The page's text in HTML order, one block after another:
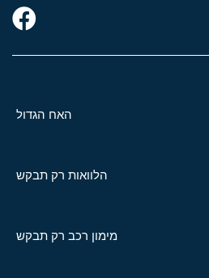
האח הגדול
הלוואות רק תבקש
מימון רכב רק תבקש